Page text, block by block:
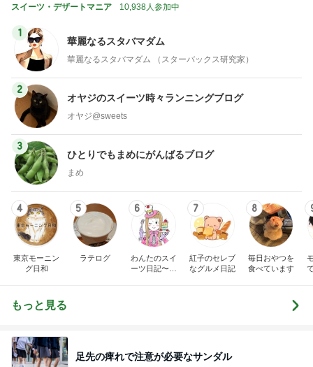
スイーツ・デザートマニア 10,938人参加中
1
華麗なるスタバマダム
華麗なるスタバマダム （スターバックス研究家）
2
オヤジのスイーツ時々ランニングブログ
オヤジ@sweets
3
ひとりでもまめにがんばるブログ
まめ
4
東京モーニン
グ日和
5
ラテログ
6
わんたのスイ
ーツ日記〜小
7
紅子のセレブ
なグルメ日記
8
毎日おやつを
食べています
もっと見る
足先の痺れで注意が必要なサンダル